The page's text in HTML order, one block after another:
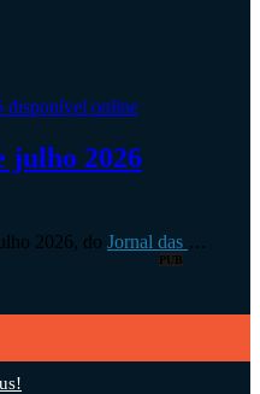
julho 2026
2026, do Jornal das …
PUB